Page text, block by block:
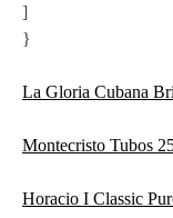
]
}
La Gloria Cubana
Montecristo Tubos
Horacio I Classic